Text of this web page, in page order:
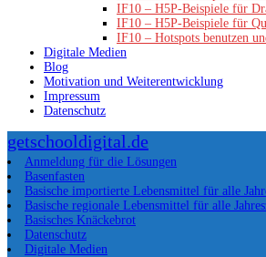
IF10 – H5P-Beispiele für
IF10 – H5P-Beispiele für
IF10 – Hotspots benutzen
Digitale Medien
Blog
Motivation und Weiterentwicklung
Impressum
Datenschutz
getschooldigital.de
Anmeldung für die Lösungen
Basenfasten
Basische importierte Lebensmittel für alle
Basische regionale Lebensmittel für alle
Basisches Knäckebrot
Datenschutz
Digitale Medien